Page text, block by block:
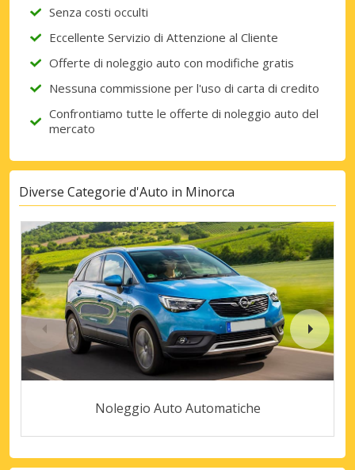
Senza costi occulti
Eccellente Servizio di Attenzione al Cliente
Offerte di noleggio auto con modifiche gratis
Nessuna commissione per l'uso di carta di credito
Confrontiamo tutte le offerte di noleggio auto del
mercato
Diverse Categorie d'Auto in Minorca
Noleggio Auto Automatiche